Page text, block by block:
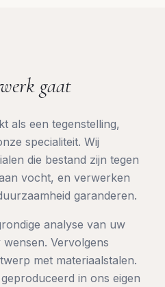
gaat
als een tegenstelling,
specialiteit. Wij
die bestand zijn tegen
vocht, en verwerken
garanderen.
analyse van uw
Vervolgens
met materiaalstalen.
in ons eigen